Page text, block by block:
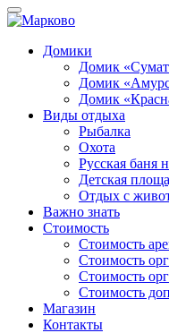
Домики
Домик
Домик
Домик
Виды отдыха
Рыбалка
Охота
Русская баня
Детская
Отдых с
Важно знать
Стоимость
Стоимость
Стоимость
Стоимость
Стоимость
Магазин
Контакты